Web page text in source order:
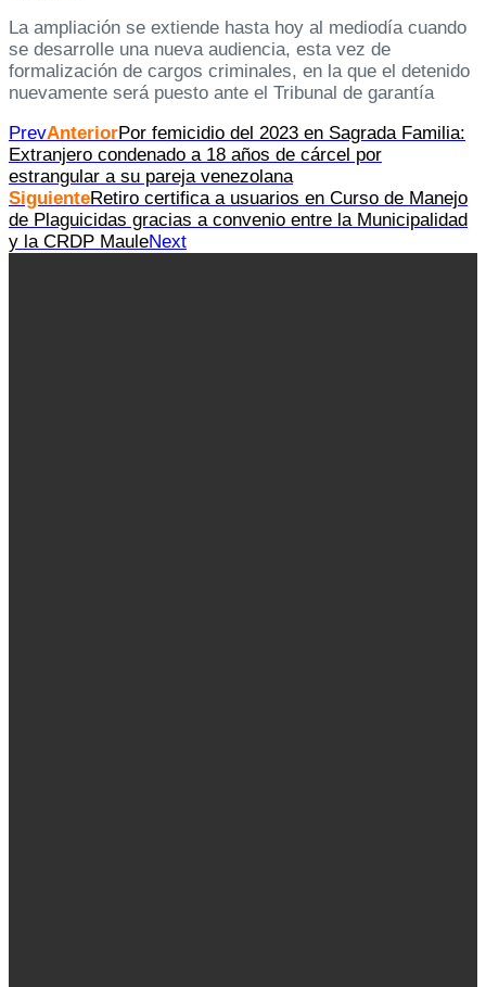
La ampliación se extiende hasta hoy al mediodía cuando
se desarrolle una nueva audiencia, esta vez de
formalización de cargos criminales, en la que el detenido
nuevamente será puesto ante el Tribunal de garantía
PrevAnteriorPor femicidio del 2023 en Sagrada Familia:
Extranjero condenado a 18 años de cárcel por
estrangular a su pareja venezolana
SiguienteRetiro certifica a usuarios en Curso de Manejo
de Plaguicidas gracias a convenio entre la Municipalidad
y la CRDP MauleNext